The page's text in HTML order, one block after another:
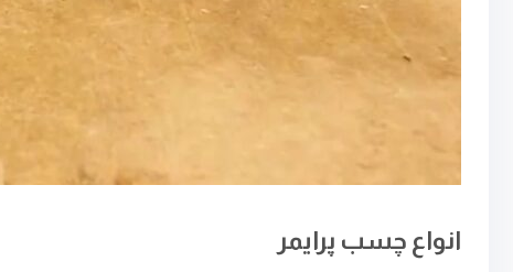
انواع چسب پرایمر